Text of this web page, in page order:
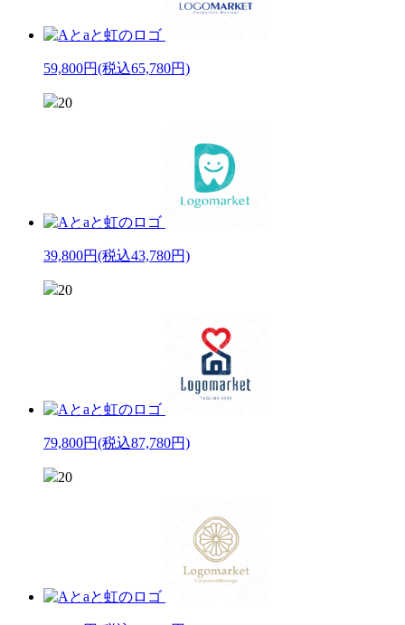
59,800円(税込65,780円)
20
39,800円(税込43,780円)
20
79,800円(税込87,780円)
20